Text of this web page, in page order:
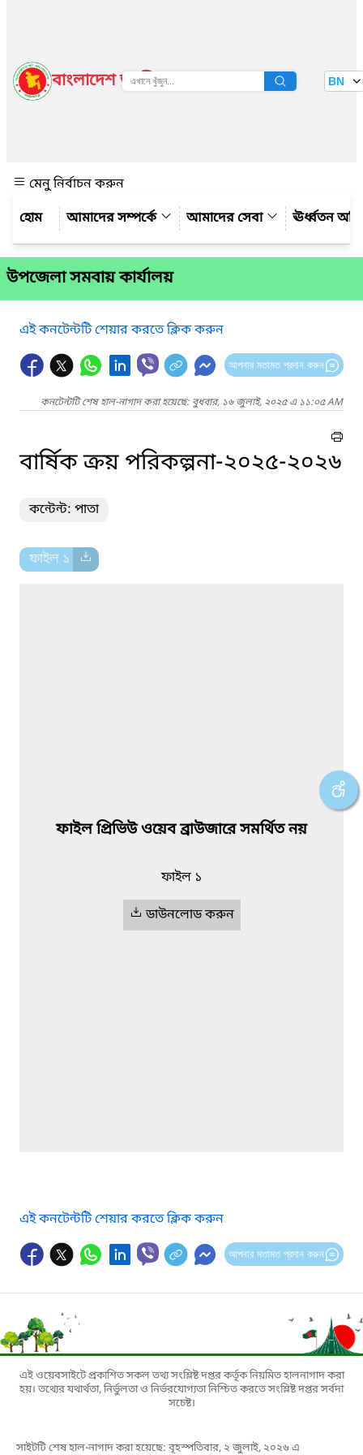
বাংলাদেশ জাতীয় তথ্য বাতায়ন BN
মেনু নির্বাচন করুন
আমাদের সম্পর্কে
আমাদের সেবা ঊর্ধ্বতন
উপজেলা সমবায় কার্যালয়
এই কনটেন্টটি শেয়ার করতে ক্লিক করুন
আপনার মতামত প্রদান করুন
কনটেন্টটি শেষ হাল-নাগাদ করা হয়েছে: বুধবার, ১৬ জুলাই, ২০২৫ এ ১১:০৫ AM
বার্ষিক ক্রয় পরিকল্পনা-২০২৫-২০২৬
কন্টেন্ট: পাতা
ফাইল ১
ফাইল প্রিভিউ ওয়েব ব্রাউজারে সমর্থিত নয়
ফাইল ১
ডাউনলোড করুন
এই কনটেন্টটি শেয়ার করতে ক্লিক করুন
আপনার মতামত প্রদান করুন
এই ওয়েবসাইটে প্রকাশিত সকল তথ্য সংশ্লিষ্ট দপ্তর কর্তৃক নিয়মিত হালনাগাদ করা
হয়। তথ্যের যথার্থতা, নির্ভুলতা ও নির্ভরযোগ্যতা নিশ্চিত করতে সংশ্লিষ্ট দপ্তর সর্বদা
সচেষ্ট।
সাইটটি শেষ হাল-নাগাদ করা হয়েছে: বৃহস্পতিবার, ২ জুলাই, ২০২৬ এ